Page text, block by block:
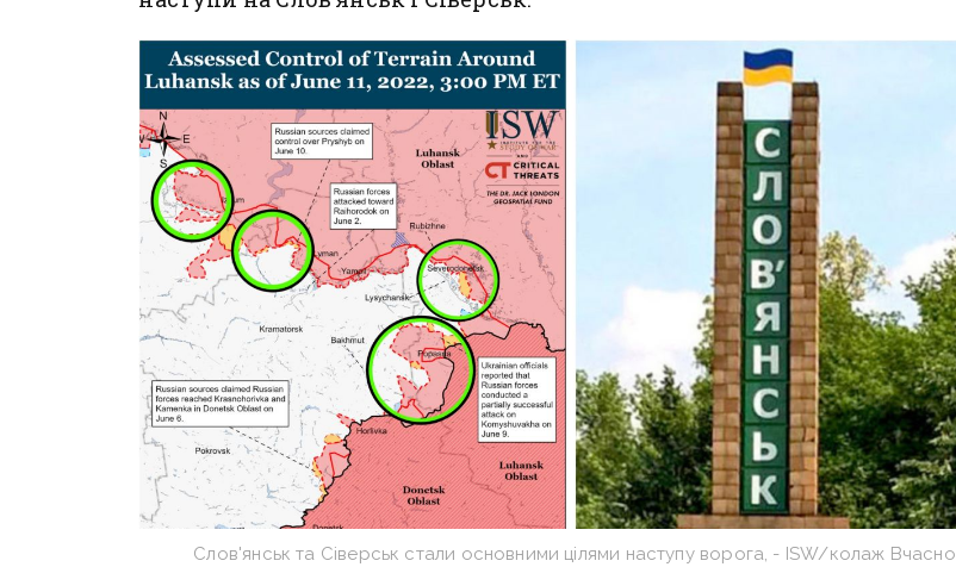
Слов'янськ та Сіверськ стали основними цілями наступу ворога, - ISW/колаж Вчасно